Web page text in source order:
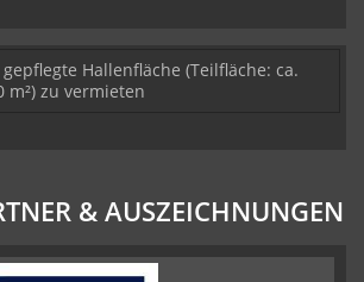
gepflegte Hallenfläche (Teilfläche: ca.
m²) zu vermieten
& AUSZEICHNUNGEN